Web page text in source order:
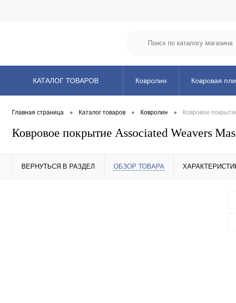
КАТАЛОГ ТОВАРОВ Ковролин Ковровая
Клей и химия Подложка
Главная страница • Каталог товаров • Ковролин • Ковровое
Ковровое покрытие Associated Weavers
ВЕРНУТЬСЯ В РАЗДЕЛ ОБЗОР ТОВАРА